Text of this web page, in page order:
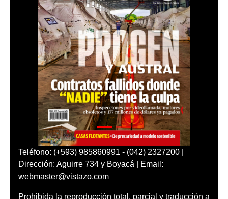
Teléfono: (+593) 985860991 - (042) 2327200 |
Dirección: Aguirre 734 y Boyacá | Email:
webmaster@vistazo.com
Prohibida la reproducción total, parcial y traducción a